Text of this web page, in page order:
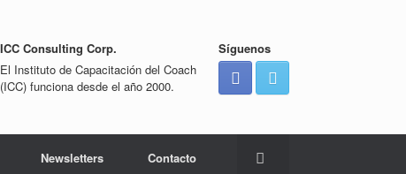
ICC Consulting Corp.
El Instituto de Capacitación del Coach
(ICC) funciona desde el año 2000.
Síguenos
Newsletters Contacto